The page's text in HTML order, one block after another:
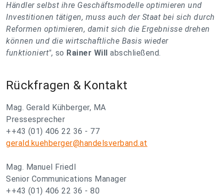
Händler selbst ihre Geschäftsmodelle optimieren und
Investitionen tätigen, muss auch der Staat bei sich durch
Reformen optimieren, damit sich die Ergebnisse drehen
können und die wirtschaftliche Basis wieder
funktioniert", so Rainer Will abschließend.
Rückfragen & Kontakt
Mag. Gerald Kühberger, MA
Pressesprecher
++43 (01) 406 22 36 - 77
gerald.kuehberger@handelsverband.at
Mag. Manuel Friedl
Senior Communications Manager
++43 (01) 406 22 36 - 80